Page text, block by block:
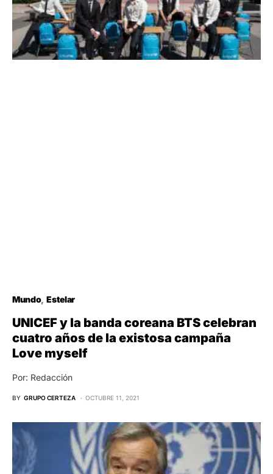
Mundo Estelar
UNICEF y la banda coreana BTS celebran
cuatro años de la existosa campaña
Love myself
Por: Redacción
BY GRUPO CERTEZA OCTUBRE 11, 2021